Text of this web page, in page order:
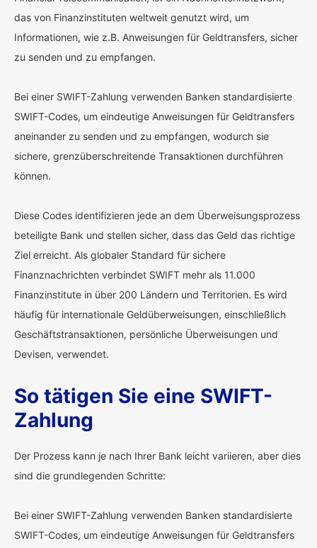
das von Finanzinstituten weltweit genutzt wird, um
Informationen, wie z.B. Anweisungen für Geldtransfers, sicher
zu senden und zu empfangen.
Bei einer SWIFT-Zahlung verwenden Banken standardisierte
SWIFT-Codes, um eindeutige Anweisungen für Geldtransfers
aneinander zu senden und zu empfangen, wodurch sie
sichere, grenzüberschreitende Transaktionen durchführen
können.
Diese Codes identifizieren jede an dem Überweisungsprozess
beteiligte Bank und stellen sicher, dass das Geld das richtige
Ziel erreicht. Als globaler Standard für sichere
Finanznachrichten verbindet SWIFT mehr als 11.000
Finanzinstitute in über 200 Ländern und Territorien. Es wird
häufig für internationale Geldüberweisungen, einschließlich
Geschäftstransaktionen, persönliche Überweisungen und
Devisen, verwendet.
So tätigen Sie eine SWIFT-
Zahlung
Der Prozess kann je nach Ihrer Bank leicht variieren, aber dies
sind die grundlegenden Schritte:
Bei einer SWIFT-Zahlung verwenden Banken standardisierte
SWIFT-Codes, um eindeutige Anweisungen für Geldtransfers